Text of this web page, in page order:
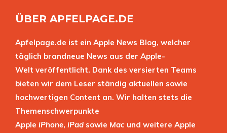
ÜBER APFELPAGE.DE
Apfelpage.de ist ein Apple News Blog, welcher
täglich brandneue News aus der Apple-
Welt veröffentlicht. Dank des versierten Teams
bieten wir dem Leser ständig aktuellen sowie
hochwertigen Content an. Wir halten stets die
Themenschwerpunkte
Apple iPhone, iPad sowie Mac und weitere Apple